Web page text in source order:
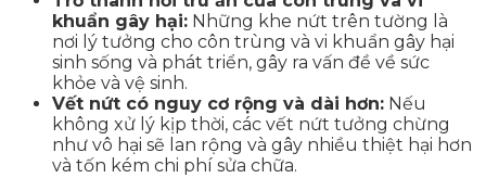
khuẩn gây hại: Những khe nứt trên tường là
nơi lý tưởng cho côn trùng và vi khuẩn gây hại
sinh sống và phát triển, gây ra vấn đề về sức
khỏe và vệ sinh.
Vết nứt có nguy cơ rộng và dài hơn: Nếu
không xử lý kịp thời, các vết nứt tưởng chừng
như vô hại sẽ lan rộng và gây nhiều thiệt hại hơn
và tốn kém chi phí sửa chữa.